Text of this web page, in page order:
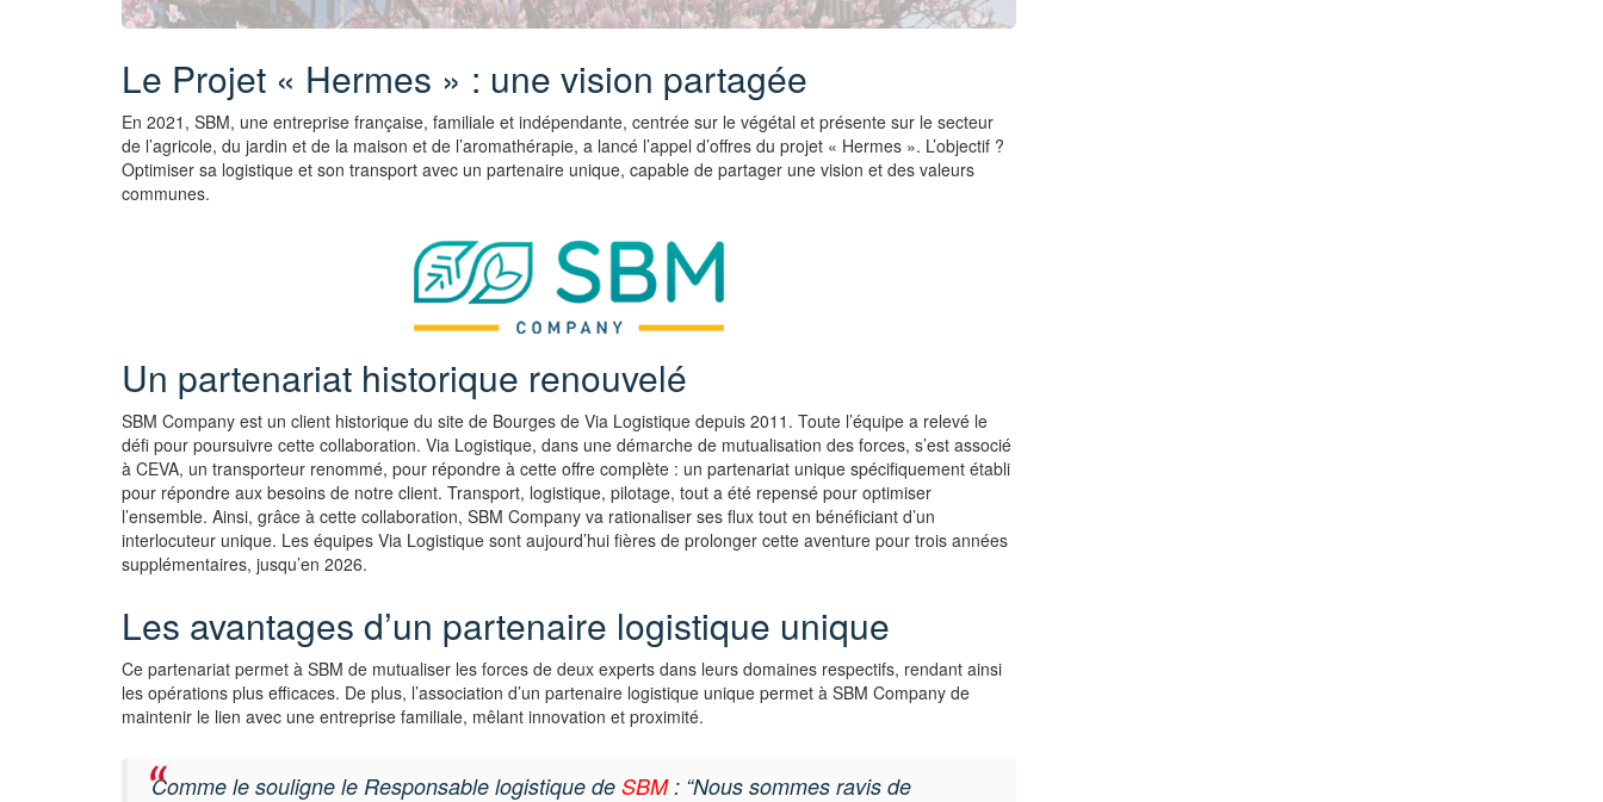
Le Projet « Hermes » : une vision partagée
En 2021, SBM, une entreprise française, familiale et indépendante, centrée sur le végétal et présente sur le secteur
de l’agricole, du jardin et de la maison et de l’aromathérapie, a lancé l’appel d’offres du projet « Hermes ». L’objectif ?
Optimiser sa logistique et son transport avec un partenaire unique, capable de partager une vision et des valeurs
communes.
Un partenariat historique renouvelé
SBM Company est un client historique du site de Bourges de Via Logistique depuis 2011. Toute l’équipe a relevé le
défi pour poursuivre cette collaboration. Via Logistique, dans une démarche de mutualisation des forces, s’est associé
à CEVA, un transporteur renommé, pour répondre à cette offre complète : un partenariat unique spécifiquement établi
pour répondre aux besoins de notre client. Transport, logistique, pilotage, tout a été repensé pour optimiser
l’ensemble. Ainsi, grâce à cette collaboration, SBM Company va rationaliser ses flux tout en bénéficiant d’un
interlocuteur unique. Les équipes Via Logistique sont aujourd’hui fières de prolonger cette aventure pour trois années
supplémentaires, jusqu’en 2026.
Les avantages d’un partenaire logistique unique
Ce partenariat permet à SBM de mutualiser les forces de deux experts dans leurs domaines respectifs, rendant ainsi
les opérations plus efficaces. De plus, l’association d’un partenaire logistique unique permet à SBM Company de
maintenir le lien avec une entreprise familiale, mêlant innovation et proximité.
Comme le souligne le Responsable logistique de SBM: “Nous sommes ravis de